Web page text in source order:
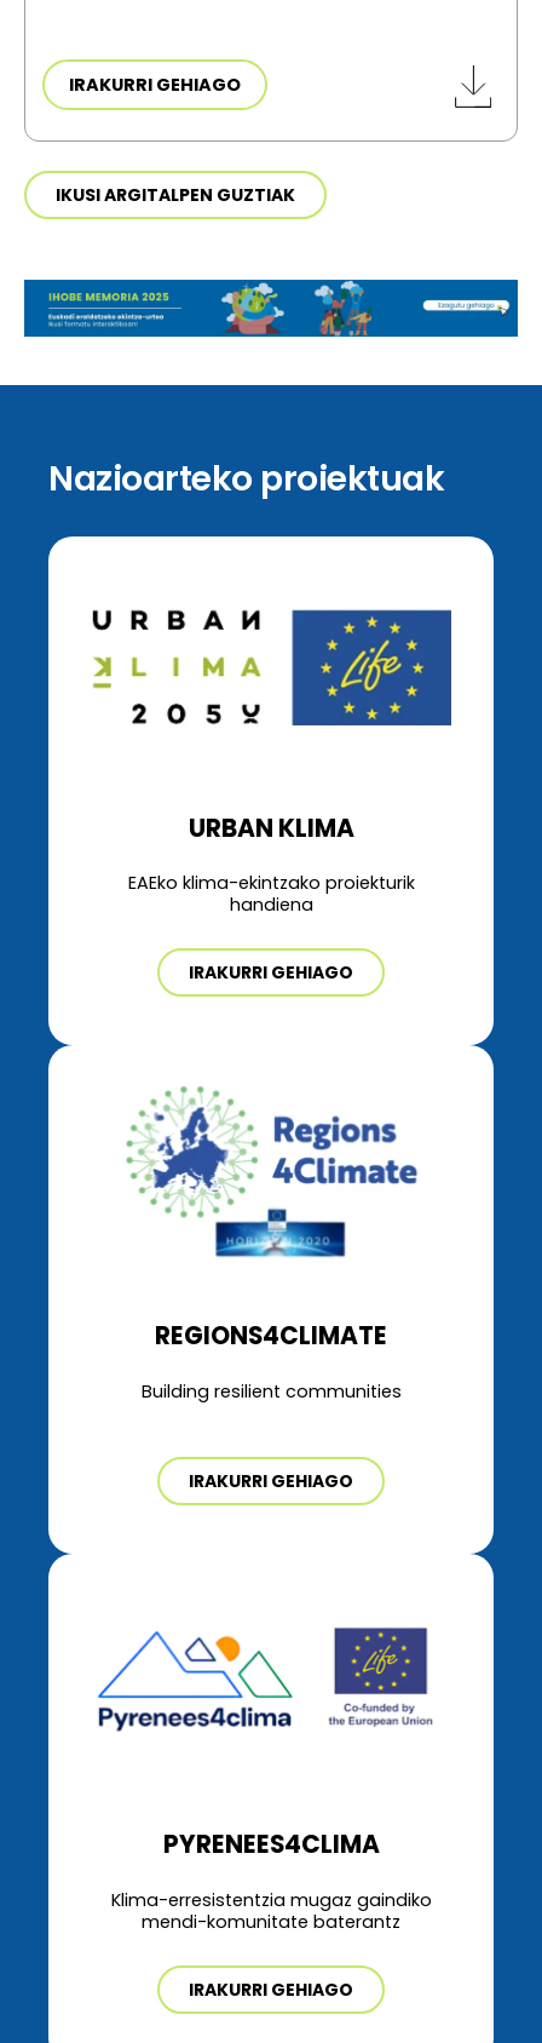
IRAKURRI GEHIAGO
IKUSI ARGITALPEN GUZTIAK
Nazioarteko proiektuak
URBAN KLIMA
EAEko klima-ekintzako proiekturik
handiena
IRAKURRI GEHIAGO
REGIONS4CLIMATE
Building resilient communities
IRAKURRI GEHIAGO
PYRENEES4CLIMA
Klima-erresistentzia mugaz gaindiko
mendi-komunitate baterantz
IRAKURRI GEHIAGO